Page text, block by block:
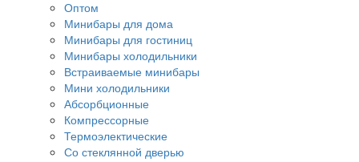
Оптом
Минибары для дома
Минибары для гостиниц
Минибары холодильники
Встраиваемые минибары
Мини холодильники
Абсорбционные
Компрессорные
Термоэлектические
Со стеклянной дверью